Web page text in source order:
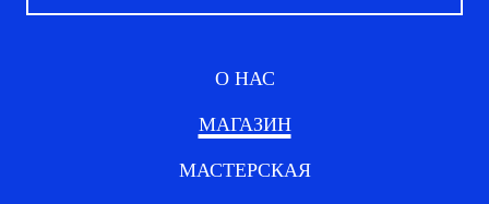
О НАС
МАГАЗИН
МАСТЕРСКАЯ